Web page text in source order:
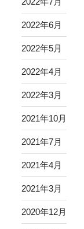
2022年6月
2022年5月
2022年4月
2022年3月
2021年10月
2021年7月
2021年4月
2021年3月
2020年12月